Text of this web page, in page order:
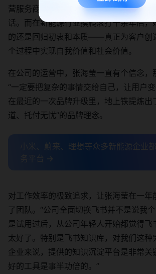
营服务商，公司的高速发展正印证了张海
话。而在新能源行业摸爬滚打十余年后，
的还是回归初衷和本质——真正为客户创
个过程中实现自我价值和社会价值。
在公司的运营中，张海莹一直有个信念，
“一定要把复杂的事情交给自己，让用户变
在最近的一次品牌升级里，地上铁提炼出
道、托付无忧”的品牌理念。
小米、蔚来、理想等众多新能源企业都
务平台 →
对工作效率的极致追求，让张海莹在一年
了团队。“公司全面切换飞书并不是说我
是试用过后，从公司年轻人开始都觉得飞
太好了。特别是飞书知识库，对我们这种
企业来说，提供的知识沉淀平台是非常关
好的工具是事半功倍的。”